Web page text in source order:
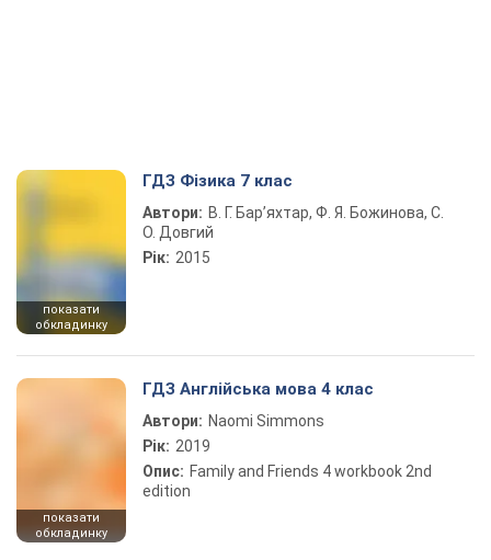
показати
обкладинку
ГДЗ Фізика 7 клас
Автори: В. Г. Бар’яхтар, Ф. Я. Божинова, С.
О. Довгий
Рік: 2015
показати
обкладинку
ГДЗ Англійська мова 4 клас
Автори: Naomi Simmons
Рік: 2019
Опис: Family and Friends 4 workbook 2nd
edition